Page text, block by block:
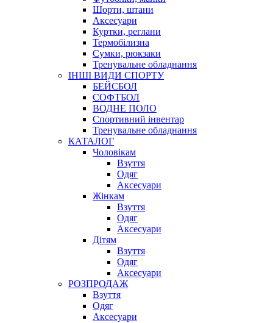
Шорти, штани
Аксесуари
Куртки, реглани
Термобілизна
Сумки, рюкзаки
Тренувальне обладнання
ІНШІ ВИДИ СПОРТУ
БЕЙСБОЛ
СОФТБОЛ
ВОДНЕ ПОЛО
Спортивний інвентар
Тренувальне обладнання
КАТАЛОГ
Чоловікам
Взуття
Одяг
Аксесуари
Жінкам
Взуття
Одяг
Аксесуари
Дітям
Взуття
Одяг
Аксесуари
РОЗПРОДАЖ
Взуття
Одяг
Аксесуари